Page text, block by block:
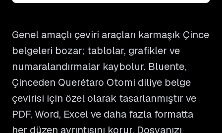
Genel amaçlı çeviri araçları karmaşık Çince
belgeleri bozar; tablolar, grafikler ve
numaralandırmalar kaybolur. Bluente,
Çinceden Querétaro Otomi diliye belge
çevirisi için özel olarak tasarlanmıştır ve
PDF, Word, Excel ve daha fazla formatta
her düzen ayrıntısını korur. Dosyanızı